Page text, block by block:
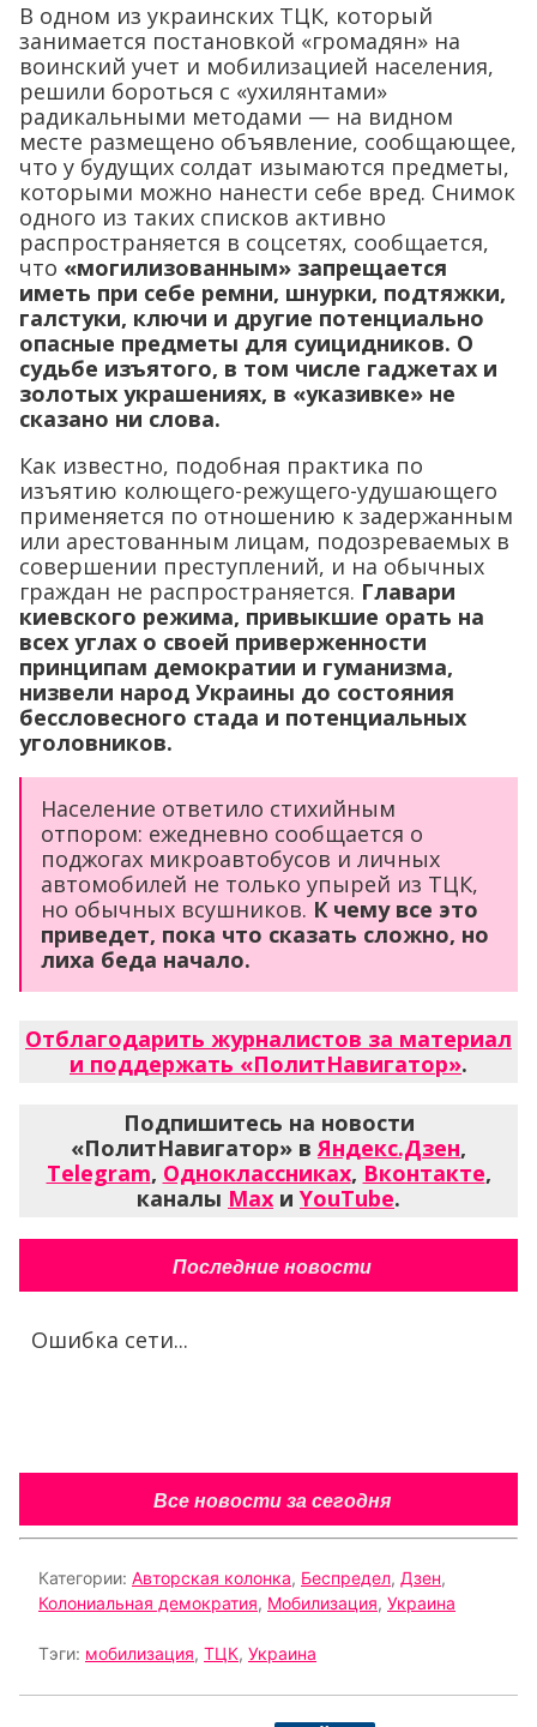
В одном из украинских ТЦК, который
занимается постановкой «громадян» на
воинский учет и мобилизацией населения,
решили бороться с «ухилянтами»
радикальными методами — на видном
месте размещено объявление, сообщающее,
что у будущих солдат изымаются предметы,
которыми можно нанести себе вред. Снимок
одного из таких списков активно
распространяется в соцсетях, сообщается,
что «могилизованным» запрещается
иметь при себе ремни, шнурки, подтяжки,
галстуки, ключи и другие потенциально
опасные предметы для суицидников. О
судьбе изъятого, в том числе гаджетах и
золотых украшениях, в «указивке» не
сказано ни слова.
Как известно, подобная практика по
изъятию колющего-режущего-удушающего
применяется по отношению к задержанным
или арестованным лицам, подозреваемых в
совершении преступлений, и на обычных
граждан не распространяется. Главари
киевского режима, привыкшие орать на
всех углах о своей приверженности
принципам демократии и гуманизма,
низвели народ Украины до состояния
бессловесного стада и потенциальных
уголовников.
Население ответило стихийным
отпором: ежедневно сообщается о
поджогах микроавтобусов и личных
автомобилей не только упырей из ТЦК,
но обычных всушников. К чему все это
приведет, пока что сказать сложно, но
лиха беда начало.
Отблагодарить журналистов за материал
и поддержать «ПолитНавигатор».
Подпишитесь на новости
«ПолитНавигатор» вЯндекс.Дзен,
Telegram, Одноклассниках, Вконтакте,
каналы Max и YouTube.
Последние новости
Ошибка сети...
Все новости за сегодня
Категории: Авторская колонка, Беспредел, Дзен,
Колониальная демократия, Мобилизация, Украина
Тэги: мобилизация, ТЦК, Украина